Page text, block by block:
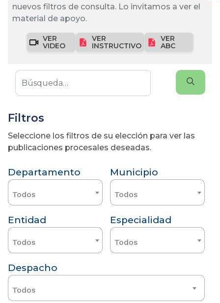
nuevos filtros de consulta. Lo invitamos a ver el
material de apoyo.
VER
VIDEO
VER
INSTRUCTIVO
VER
ABC
Filtros
Seleccione los filtros de su elección para ver las
publicaciones procesales deseadas.
Departamento
Todos
Municipio
Todos
Entidad
Todos
Especialidad
Todos
Despacho
Todos